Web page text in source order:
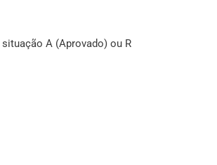
A (Aprovado) ou R